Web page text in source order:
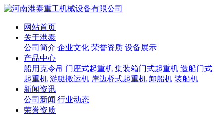
网站首页
关于港泰
公司简介 企业文化 荣誉资质 设备展示
产品中心
船用克令吊 门座式起重机 集装箱门式起重机 造船门式
起重机 游艇搬运机 岸边桥式起重机 卸船机 装船机
新闻资讯
公司新闻 行业动态
荣誉资质